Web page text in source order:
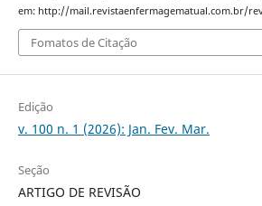
em: http://mail.revistaenfermagematual.com.br/
Fomatos de Citação
Edição
v. 100 n. 1 (2026): Jan. Fev. Mar.
Seção
ARTIGO DE REVISÃO